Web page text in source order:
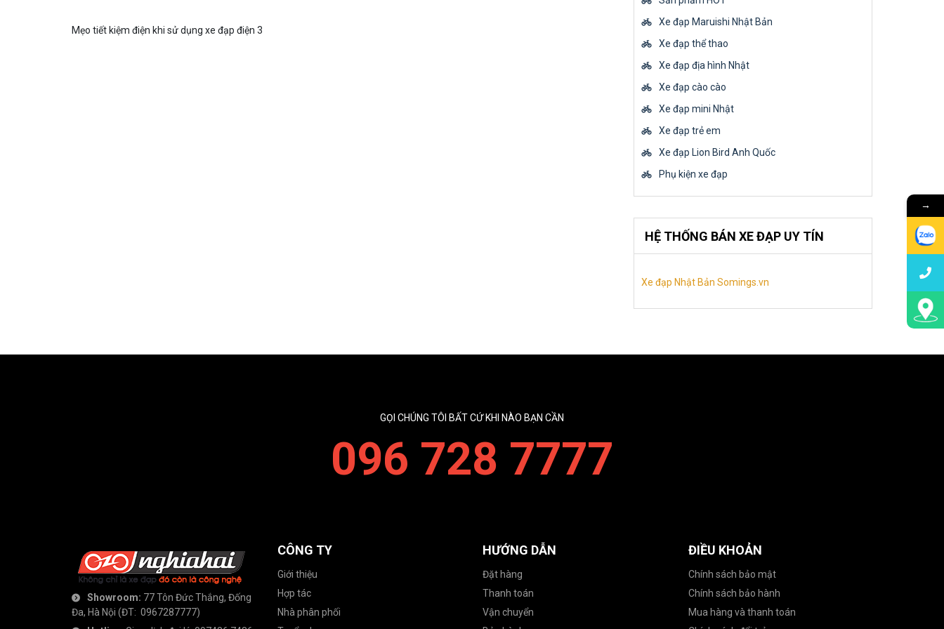
Mẹo tiết kiệm điện khi sử dụng xe đạp điện 3
Xe đạp Maruishi Nhật Bản
Xe đạp thể thao
Xe đạp địa hình Nhật
Xe đạp cào cào
Xe đạp mini Nhật
Xe đạp trẻ em
Xe đạp Lion Bird Anh Quốc
Phụ kiện xe đạp
HỆ THỐNG BÁN XE ĐẠP UY TÍN
Xe đạp Nhật Bản Somings.vn
GỌI CHÚNG TÔI BẤT CỨ KHI NÀO BẠN CẦN
096 728 7777
Showroom: 77 Tôn Đức Thắng, Đống
Đa, Hà Nội (ĐT: 0967287777)
CÔNG TY
Giới thiệu
Hợp tác
Nhà phân phối
HƯỚNG DẪN
Đặt hàng
Thanh toán
Vận chuyển
ĐIỀU KHOẢN
Chính sách bảo mật
Chính sách bảo hành
Mua hàng và thanh toán
→